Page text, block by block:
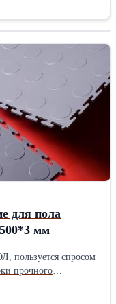
по каталогу MSD
Заказать удаленно
для пола
мм
пользуется спросом
прочного
торговом зале, зоне
складских,